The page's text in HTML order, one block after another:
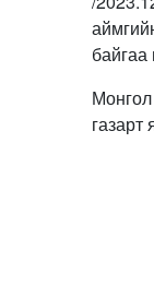
газарт